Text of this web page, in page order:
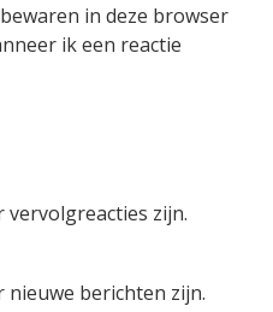
in deze browser
ik een reactie
vervolgreacties zijn.
nieuwe berichten zijn.